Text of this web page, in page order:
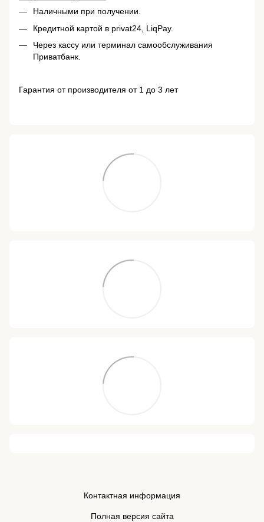
Наличными при получении.
Кредитной картой в privat24, LiqPay.
Через кассу или терминал самообслуживания
Приватбанк.
Гарантия от производителя от 1 до 3 лет
Контактная информация
Полная версия сайта